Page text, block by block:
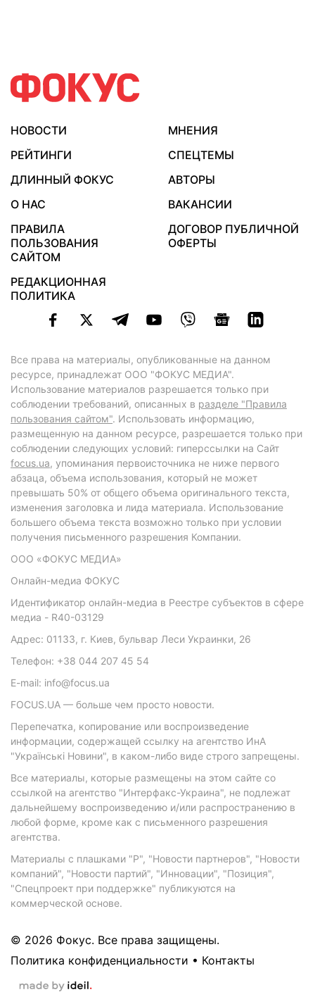
НОВОСТИ
МНЕНИЯ
РЕЙТИНГИ
СПЕЦТЕМЫ
ДЛИННЫЙ ФОКУС
АВТОРЫ
О НАС
ВАКАНСИИ
ПРАВИЛА
ПОЛЬЗОВАНИЯ
САЙТОМ
ДОГОВОР ПУБЛИЧНОЙ
ОФЕРТЫ
РЕДАКЦИОННАЯ
ПОЛИТИКА
Все права на материалы, опубликованные на данном
ресурсе, принадлежат ООО "ФОКУС МЕДИА".
Использование материалов разрешается только при
соблюдении требований, описанных в разделе "Правила
пользования сайтом". Использовать информацию,
размещенную на данном ресурсе, разрешается только при
соблюдении следующих условий: гиперссылки на Сайт
focus.ua, упоминания первоисточника не ниже первого
абзаца, объема использования, который не может
превышать 50% от общего объема оригинального текста,
изменения заголовка и лида материала. Использование
большего объема текста возможно только при условии
получения письменного разрешения Компании.
ООО «ФОКУС МЕДИА»
Онлайн-медиа ФОКУС
Идентификатор онлайн-медиа в Реестре субъектов в сфере
медиа - R40-03129
Адрес: 01133, г. Киев, бульвар Леси Украинки, 26
Телефон: +38 044 207 45 54
E-mail: info@focus.ua
FOCUS.UA — больше чем просто новости.
Перепечатка, копирование или воспроизведение
информации, содержащей ссылку на агентство ИнА
"Українські Новини", в каком-либо виде строго запрещены.
Все материалы, которые размещены на этом сайте со
ссылкой на агентство "Интерфакс-Украина", не подлежат
дальнейшему воспроизведению и/или распространению в
любой форме, кроме как с письменного разрешения
агентства.
Материалы с плашками "Р", "Новости партнеров", "Новости
компаний", "Новости партий", "Инновации", "Позиция",
"Спецпроект при поддержке" публикуются на
коммерческой основе.
© 2026 Фокус. Все права защищены.
Политика конфиденциальности • Контакты